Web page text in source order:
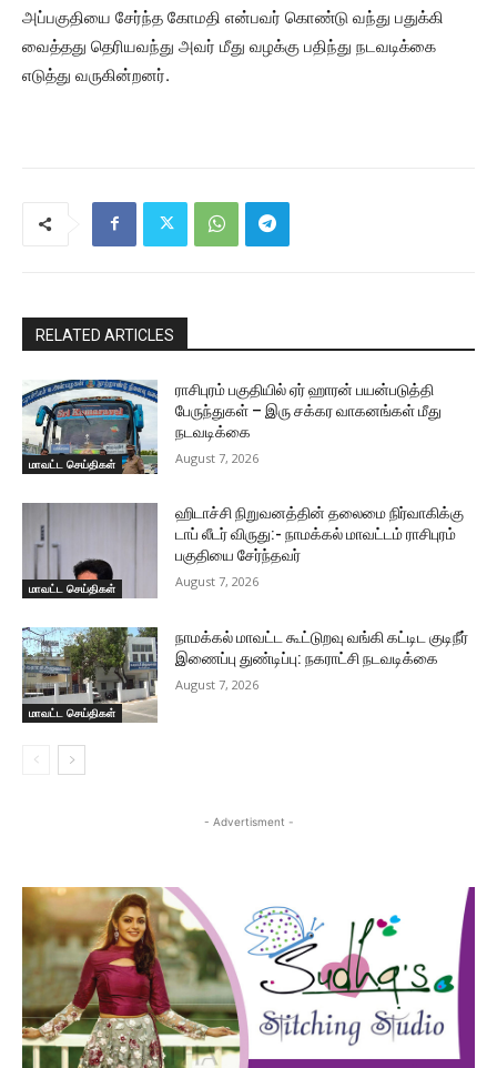
அப்பகுதியை சேர்ந்த கோமதி என்பவர் கொண்டு வந்து பதுக்கி
வைத்தது தெரியவந்து அவர் மீது வழக்கு பதிந்து நடவடிக்கை
எடுத்து வருகின்றனர்.
RELATED ARTICLES
மாவட்ட செய்திகள்
ராசிபுரம் பகுதியில் ஏர் ஹாரன் பயன்படுத்தி
பேருந்துகள் – இரு சக்கர வாகனங்கள் மீது
நடவடிக்கை
August 7, 2026
மாவட்ட செய்திகள்
ஹிடாச்சி நிறுவனத்தின் தலைமை நிர்வாகிக்கு
டாப் லீடர் விருது:- நாமக்கல் மாவட்டம் ராசிபுரம்
பகுதியை சேர்ந்தவர்
August 7, 2026
மாவட்ட செய்திகள்
நாமக்கல் மாவட்ட கூட்டுறவு வங்கி கட்டிட குடிநீர்
இணைப்பு துண்டிப்பு: நகராட்சி நடவடிக்கை
August 7, 2026
- Advertisment -